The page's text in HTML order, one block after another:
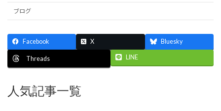
ジ
り
ブログ
Facebook X Bluesky
Threads LINE
人気記事一覧